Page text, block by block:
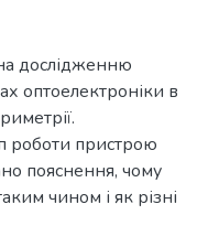
дослідженню
оптоелектроніки в
роботи пристрою
пояснення, чому
чином і як різні